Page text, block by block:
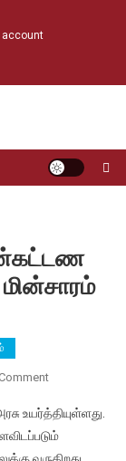
account
On
அமலானது
மின்கட்டண
உயர்த்தியுள்ளது.
வருகிறது.